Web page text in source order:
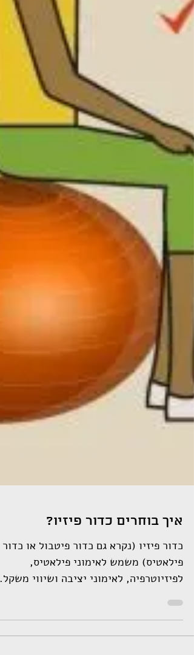
איך בוחרים כדור פיזיו?
כדור פיזיו (נקרא גם כדור פיטבול או כדור
פילאטיס) משמש לאימוני פילאטיס,
לפיזיוטרפיה, לאימוני יציבה ושיווי משקל.
והוא גם מאוד נפוץ לשימוש...